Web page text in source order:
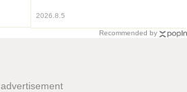
2026.8.5
Recommended by
advertisement